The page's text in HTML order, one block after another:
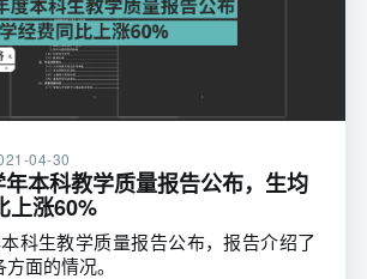
04-30
本科教学质量报告公布，生均
上涨60%
科生教学质量报告公布，报告介绍了
面的情况。